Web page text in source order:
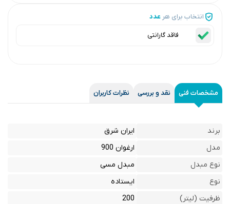
انتخاب برای هر عدد
فاقد گارانتی
مشخصات فنی نقد و بررسی نظرات کاربران
برند
ایران شرق
مدل
ارغوان 900
نوع مبدل
مبدل مسی
نوع
ایستاده
ظرفیت (لیتر)
200